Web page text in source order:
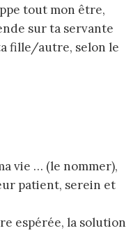
tout mon être,
sur ta servante
fille/autre, selon le
vie … (le nommer),
patient, serein et
espérée, la solution